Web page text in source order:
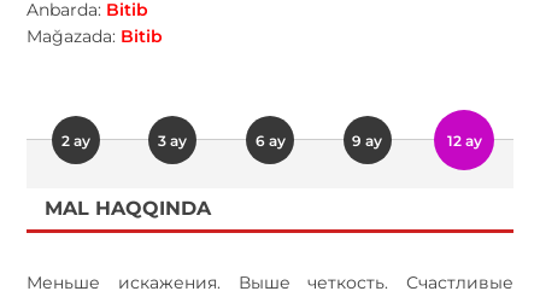
Anbarda: Bitib
Mağazada: Bitib
2 ay 3 ay 6 ay 9 ay 12 ay
MAL HAQQINDA
Меньше искажения. Выше четкость. Счастливые